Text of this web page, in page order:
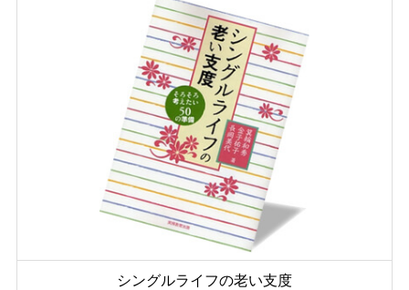
シングルライフの老い支度